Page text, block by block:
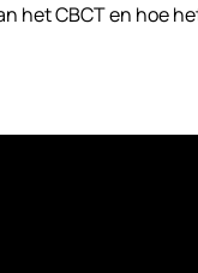
het CBCT en hoe